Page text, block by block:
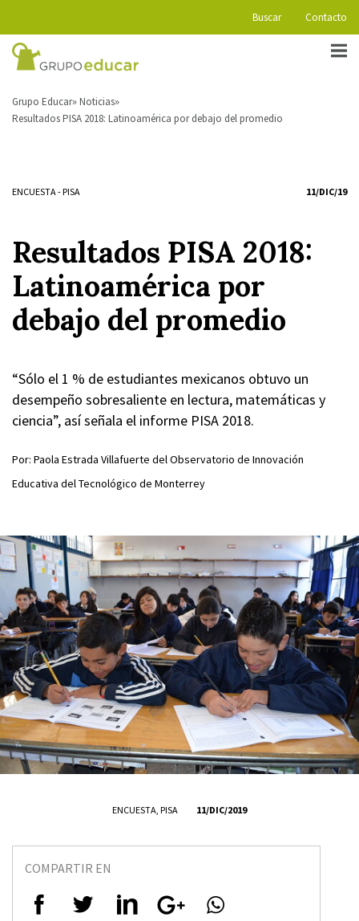
Buscar Contacto
Grupo Educar Noticias
Resultados PISA 2018: Latinoamérica por debajo del promedio
ENCUESTA-PISA 11/DIC/19
Resultados PISA 2018:
Latinoamérica por
debajo del promedio
“Sólo el 1 % de estudiantes mexicanos obtuvo un
desempeño sobresaliente en lectura, matemáticas y
ciencia”, así señala el informe PISA 2018.
Por: Paola Estrada Villafuerte del Observatorio de Innovación
Educativa del Tecnológico de Monterrey
ENCUESTA PISA 11/DIC/2019
COMPARTIR EN